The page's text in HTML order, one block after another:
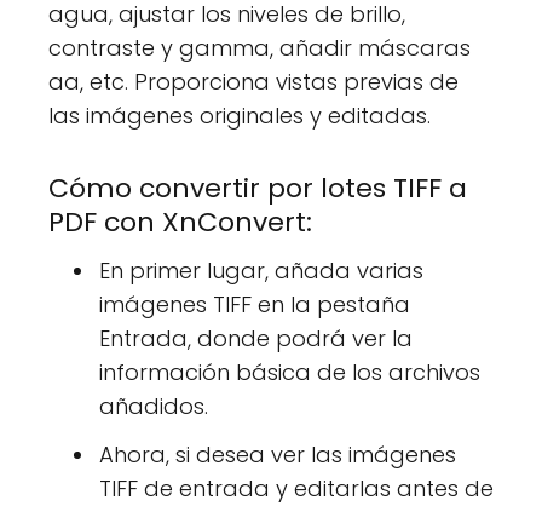
agua, ajustar los niveles de brillo,
contraste y gamma, añadir máscaras
aa, etc. Proporciona vistas previas de
las imágenes originales y editadas.
Cómo convertir por lotes TIFF a
PDF con XnConvert:
En primer lugar, añada varias
imágenes TIFF en la pestaña
Entrada, donde podrá ver la
información básica de los archivos
añadidos.
Ahora, si desea ver las imágenes
TIFF de entrada y editarlas antes de